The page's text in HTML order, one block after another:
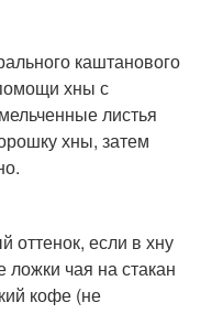
каштанового
хны с
листья
хны, затем
оттенок, если в хну
ложки чая на стакан
кофе (не